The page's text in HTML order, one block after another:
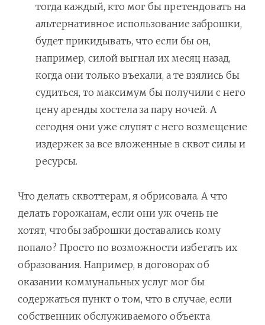
тогда каждый, кто мог бы претендовать на
альтернативное использование заброшки,
будет прикидывать, что если бы он,
например, силой выгнал их месяц назад,
когда они только въехали, а те взялись бы
судиться, то максимум бы получили с него
цену аренды хостела за пару ночей. А
сегодня они уже слупят с него возмещение
издержек за все вложенные в сквот силы и
ресурсы.
Что делать сквоттерам, я обрисовала. А что
делать горожанам, если они уж очень не
хотят, чтобы заброшки доставались кому
попало? Просто по возможности избегать их
образования. Например, в договорах об
оказании коммунальных услуг мог бы
содержаться пункт о том, что в случае, если
собственник обслуживаемого объекта